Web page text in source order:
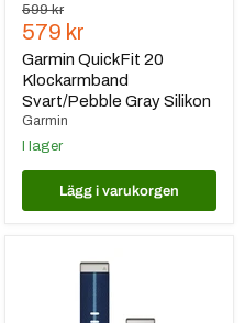
Ursprungspris
599 kr
Nuvarande
pris
579 kr
Garmin QuickFit 20
Klockarmband
Svart/Pebble Gray Silikon
Garmin
I lager
Lägg i varukorgen
QuickFit®
klockarmband